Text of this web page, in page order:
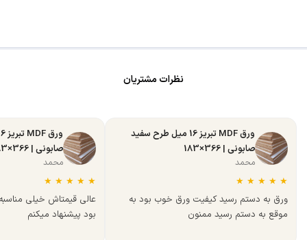
نظرات مشتریان
ورق MDF تبریز 16 میل طرح سفید
صابونی | 366×183
محمد
★
★
★
★
★
ورق به دستم رسید کیفیت ورق خوب بود به
موقع به دستم رسید ممنون
صابونی | 366×183
محمد
★
★
★
★
★
عالی قیمتاش خیلی
بود پیشنهاد میکنم